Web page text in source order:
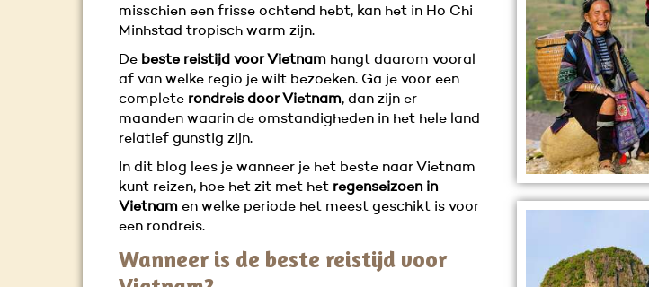
misschien een frisse ochtend hebt, kan het in Ho Chi
Minhstad tropisch warm zijn.
De beste reistijd voor Vietnam hangt daarom vooral
af van welke regio je wilt bezoeken. Ga je voor een
complete rondreis door Vietnam, dan zijn er
maanden waarin de omstandigheden in het hele land
relatief gunstig zijn.
In dit blog lees je wanneer je het beste naar Vietnam
kunt reizen, hoe het zit met het regenseizoen in
Vietnam en welke periode het meest geschikt is voor
een rondreis.
Wanneer is de beste reistijd voor